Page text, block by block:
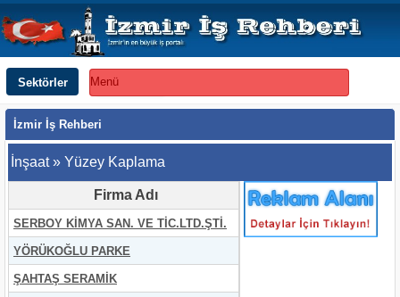
Sektörler Menü
İzmir İş Rehberi
İnşaat » Yüzey Kaplama
Firma Adı
SERBOY KİMYA SAN. VE TİC.LTD.ŞTİ.
YÖRÜKOĞLU PARKE
ŞAHTAŞ SERAMİK